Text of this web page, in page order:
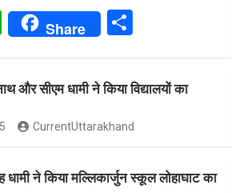
W
s
A
p
p
Share
ar
e
और सीएम धामी ने किया विद्यालयों का
CurrentUttarakhand
धामी ने किया मल्लिकार्जुन स्कूल लोहाघाट का